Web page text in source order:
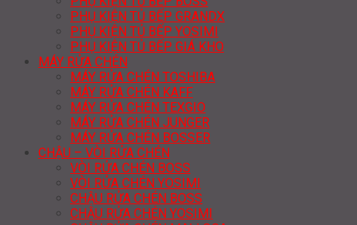
PHỤ KIỆN TỦ BẾP GRANDX
PHỤ KIỆN TỦ BẾP YOSIMI
PHỤ KIỆN TỦ BẾP GIÁ KHO
MÁY RỬA CHÉN
MÁY RỬA CHÉN TOSHIBA
MÁY RỬA CHÉN KAFF
MÁY RỬA CHÉN TEXGIO
MÁY RỬA CHÉN JUNGER
MÁY RỬA CHÉN BOSSER
CHẬU – VÒI RỬA CHÉN
VÒI RỬA CHÉN BOSS
VÒI RỬA CHÉN YOSIMI
CHẬU RỬA CHÉN BOSS
CHẬU RỬA CHÉN YOSIMI